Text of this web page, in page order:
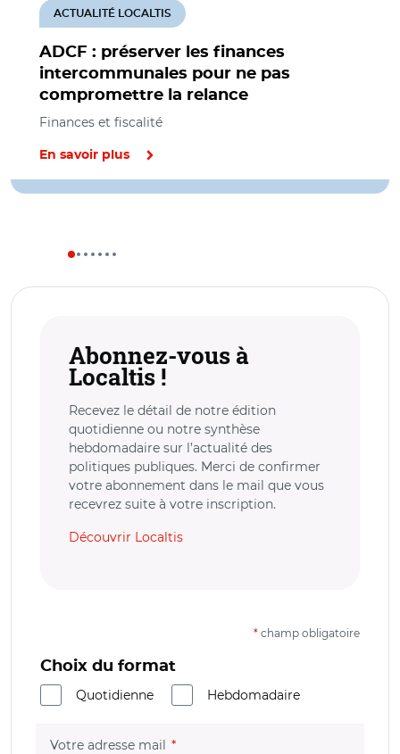
ADCF : préserver les finances
intercommunales pour ne pas
compromettre la relance
ACTUALITÉ LOCALTIS
Finances et fiscalité
En savoir plus
Abonnez-vous à
Localtis !
Recevez le détail de notre édition
quotidienne ou notre synthèse
hebdomadaire sur l’actualité des
politiques publiques. Merci de confirmer
votre abonnement dans le mail que vous
recevrez suite à votre inscription.
Découvrir Localtis
* champ obligatoire
Choix du format
Quotidienne
Hebdomadaire
Votre adresse mail (champ obligatoire)